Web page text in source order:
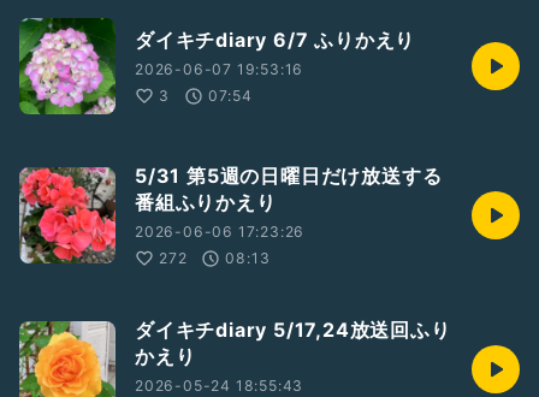
ダイキチdiary 6/7 ふりかえり
2026-06-07 19:53:16
3
07:54
5/31 第5週の日曜日だけ放送する
番組ふりかえり
2026-06-06 17:23:26
272
08:13
ダイキチdiary 5/17,24放送回ふり
かえり
2026-05-24 18:55:43